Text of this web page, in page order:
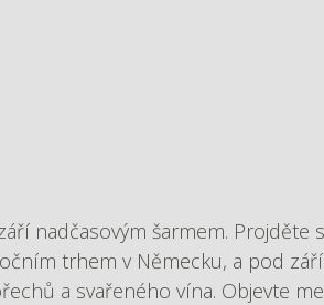
nadčasovým šarmem. Projděte
trhem v Německu, a pod
a svařeného vína. Objevte